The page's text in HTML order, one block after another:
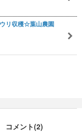
リ収穫☆葉山農園
コメント(2)